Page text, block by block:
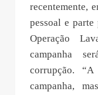
recentemente,
pessoal e
Operação
campanha
corrupção.
campanha,